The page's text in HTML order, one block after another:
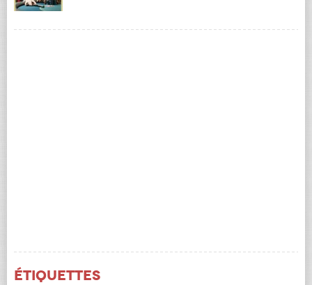
Étiquettes